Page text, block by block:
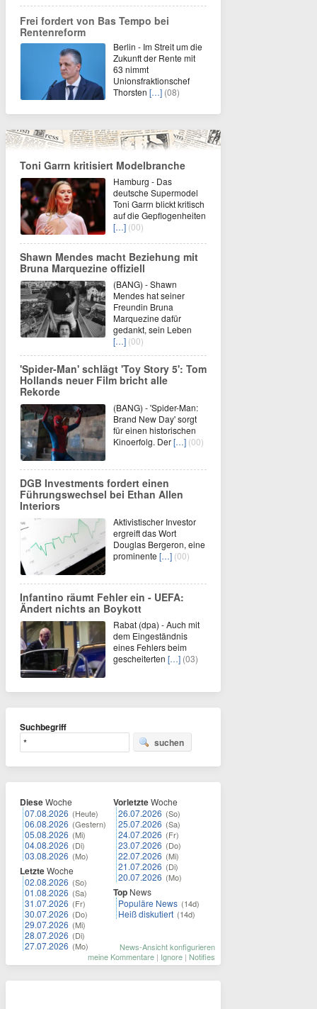
Frei fordert von Bas Tempo bei
Rentenreform
Berlin - Im Streit um die
Zukunft der Rente mit
63 nimmt
Unionsfraktionschef
Thorsten […] (08)
Toni Garrn kritisiert Modelbranche
Hamburg - Das
deutsche Supermodel
Toni Garrn blickt kritisch
auf die Gepflogenheiten
[…] (00)
Shawn Mendes macht Beziehung mit
Bruna Marquezine offiziell
(BANG) - Shawn
Mendes hat seiner
Freundin Bruna
Marquezine dafür
gedankt, sein Leben
[…] (00)
'Spider-Man' schlägt 'Toy Story 5': Tom
Hollands neuer Film bricht alle
Rekorde
(BANG) - 'Spider-Man:
Brand New Day' sorgt
für einen historischen
Kinoerfolg. Der[…] (00)
DGB Investments fordert einen
Führungswechsel bei Ethan Allen
Interiors
Aktivistischer Investor
ergreift das Wort
Douglas Bergeron, eine
prominente […] (00)
Infantino räumt Fehler ein - UEFA:
Ändert nichts an Boykott
Rabat (dpa) - Auch mit
dem Eingeständnis
eines Fehlers beim
gescheiterten […] (03)
Suchbegriff
suchen
DieseWoche
07.08.2026 (Heute)
06.08.2026 (Gestern)
05.08.2026 (Mi)
04.08.2026 (Di)
03.08.2026 (Mo)
LetzteWoche
02.08.2026 (So)
01.08.2026 (Sa)
31.07.2026 (Fr)
30.07.2026 (Do)
29.07.2026 (Mi)
28.07.2026 (Di)
27.07.2026 (Mo)
VorletzteWoche
26.07.2026 (So)
25.07.2026 (Sa)
24.07.2026 (Fr)
23.07.2026 (Do)
22.07.2026 (Mi)
21.07.2026 (Di)
20.07.2026 (Mo)
Top News
Populäre News (14d)
Heiß diskutiert (14d)
News-Ansicht konfigurieren
meine Kommentare | Ignore | Notifies